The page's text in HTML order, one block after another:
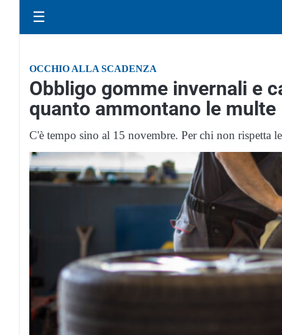
☰
OCCHIO ALLA SCADENZA
Obbligo gomme invernali e
quanto ammontano le multe
C'è tempo sino al 15 novembre. Per chi non rispetta